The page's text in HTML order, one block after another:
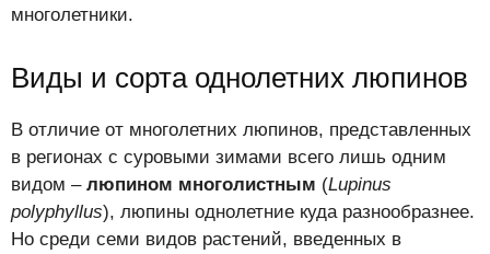
многолетники.
Виды и сорта однолетних люпинов
В отличие от многолетних люпинов, представленных
в регионах с суровыми зимами всего лишь одним
видом – люпином многолистным (Lupinus
polyphyllus), люпины однолетние куда разнообразнее.
Но среди семи видов растений, введенных в